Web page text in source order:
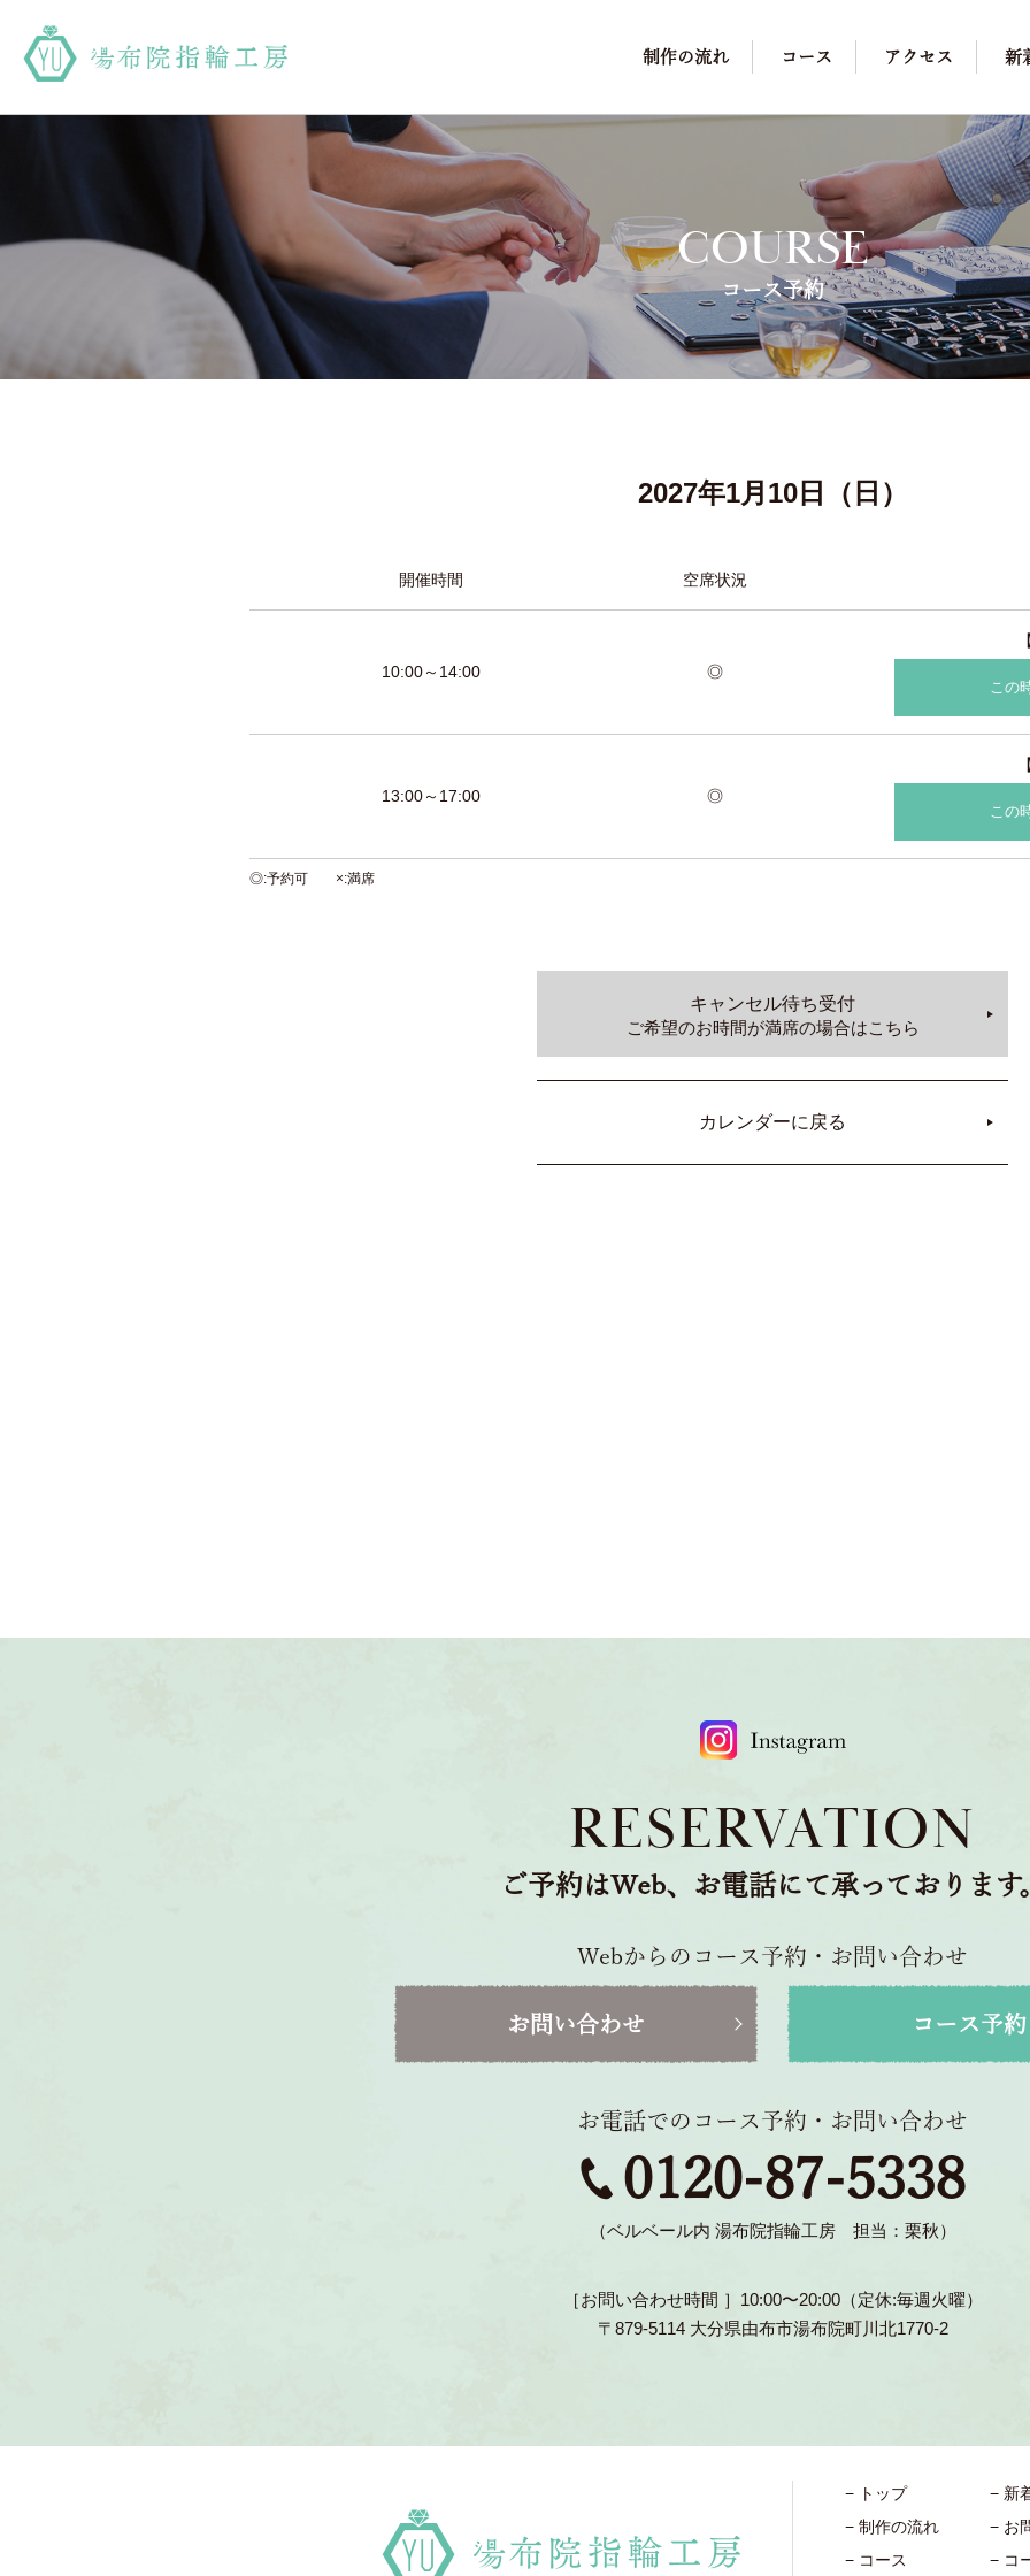
制作の流れ コース アクセス 新
COURSE
コース予約
2027年1月10日（日）
開催時間 空席状況
10:00～14:00 ◎
この
13:00～17:00 ◎
この
◎ 予約可 × 満席
キャンセル待ち受付
ご希望のお時間が満席の場合はこちら
カレンダーに戻る
RESERVATION
ご予約はWeb、お電話にて承っております
Webからのコース予約・お問い合わせ
コース予約
お問い合わせ
お電話でのコース予約・お問い合わせ
0120-87-5338
（ベルベール内 湯布院指輪工房 担当：栗秋）
［お問い合わせ時間 ］10:00〜20:00（定休:毎週火曜）
〒879-5114 大分県由布市湯布院町川北1770-2
トップ
制作の流れ
コース
新
お
コ